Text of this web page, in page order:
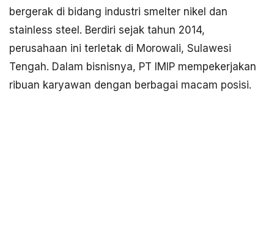
bergerak di bidang industri smelter nikel dan
stainless steel. Berdiri sejak tahun 2014,
perusahaan ini terletak di Morowali, Sulawesi
Tengah. Dalam bisnisnya, PT IMIP mempekerjakan
ribuan karyawan dengan berbagai macam posisi.